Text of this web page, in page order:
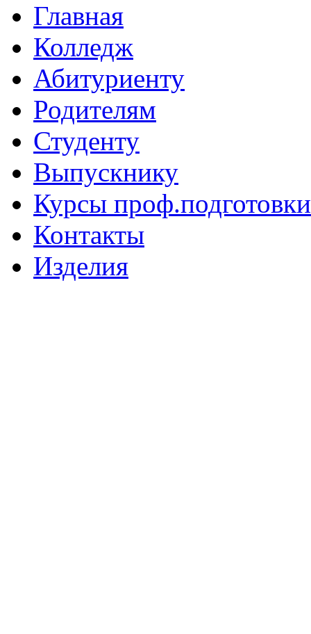
Главная
Колледж
Абитуриенту
Родителям
Студенту
Выпускнику
Курсы проф.подготовки
Контакты
Изделия